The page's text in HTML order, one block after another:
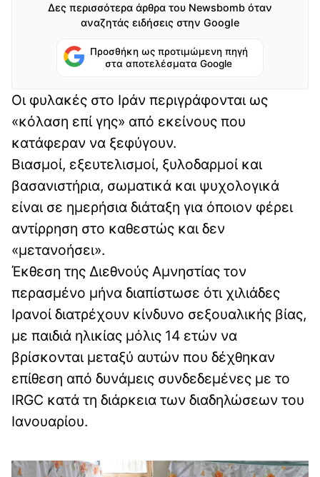
Δες περισσότερα άρθρα του Newsbomb όταν
αναζητάς ειδήσεις στην Google
Προσθήκη ως προτιμώμενη πηγή
στα αποτελέσματα Google
Οι φυλακές στο Ιράν περιγράφονται ως
«κόλαση επί γης» από εκείνους που
κατάφεραν να ξεφύγουν.
Βιασμοί, εξευτελισμοί, ξυλοδαρμοί και
βασανιστήρια, σωματικά και ψυχολογικά
είναι σε ημερήσια διάταξη για όποιον φέρει
αντίρρηση στο καθεστώς και δεν
«μετανοήσει».
Έκθεση της Διεθνούς Αμνηστίας τον
περασμένο μήνα διαπίστωσε ότι χιλιάδες
Ιρανοί διατρέχουν κίνδυνο σεξουαλικής βίας,
με παιδιά ηλικίας μόλις 14 ετών να
βρίσκονται μεταξύ αυτών που δέχθηκαν
επίθεση από δυνάμεις συνδεδεμένες με το
IRGC κατά τη διάρκεια των διαδηλώσεων του
Ιανουαρίου.